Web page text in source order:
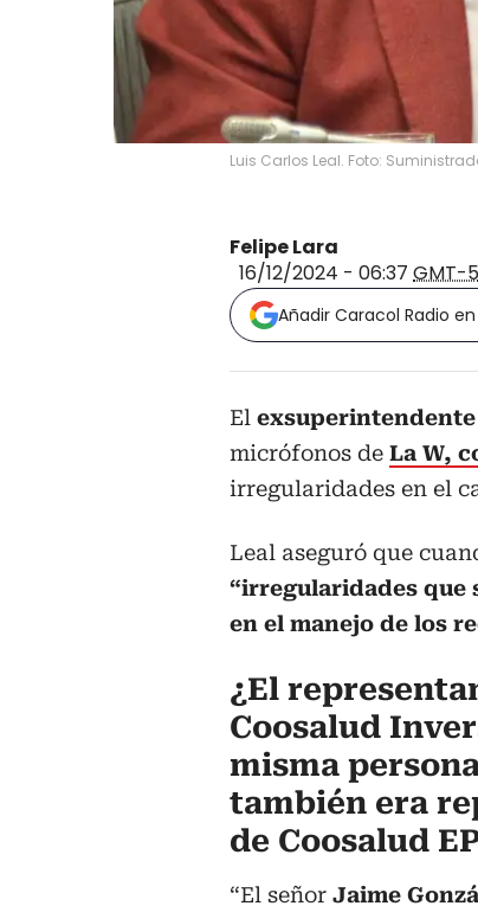
Luis Carlos Leal. Foto:
Felipe Lara
16/12/2024 - 06:37 GMT-5
Añadir Caracol Radio
El exsuperintendente
micrófonos de La W,
irregularidades en el
Leal aseguró que
“irregularidades que
en el manejo de los
¿El
Coosalud
misma
también era
de Coosalud
“El señor Jaime